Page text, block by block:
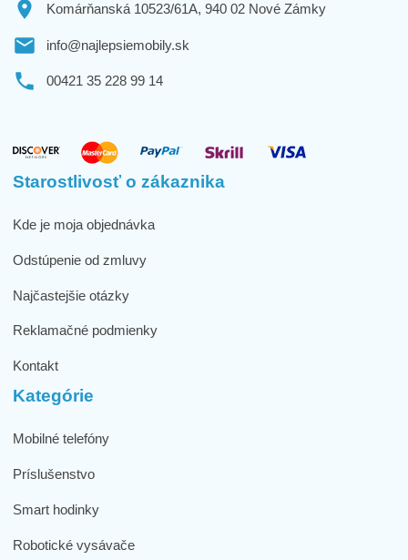
Komárňanská 10523/61A, 940 02 Nové Zámky
info@najlepsiemobily.sk
00421 35 228 99 14
Starostlivosť o zákaznika
Kde je moja objednávka
Odstúpenie od zmluvy
Najčastejšie otázky
Reklamačné podmienky
Kontakt
Kategórie
Mobilné telefóny
Príslušenstvo
Smart hodinky
Robotické vysávače